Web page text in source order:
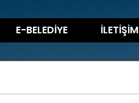
E-BELEDİYE İLETİŞİM